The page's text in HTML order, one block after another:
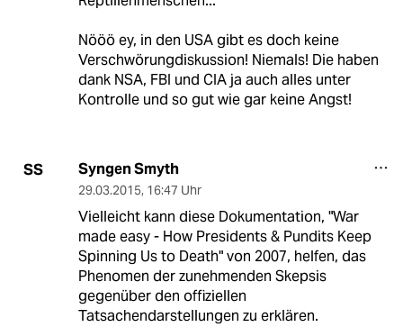
Nööö ey, in den USA gibt es doch keine
Verschwörungdiskussion! Niemals! Die haben
dank NSA, FBI und CIA ja auch alles unter
Kontrolle und so gut wie gar keine Angst!
SS Syngen Smyth
29.03.2015, 16:47 Uhr
Vielleicht kann diese Dokumentation, "War
made easy - How Presidents & Pundits Keep
Spinning Us to Death" von 2007, helfen, das
Phenomen der zunehmenden Skepsis
gegenüber den offiziellen
Tatsachendarstellungen zu erklären.